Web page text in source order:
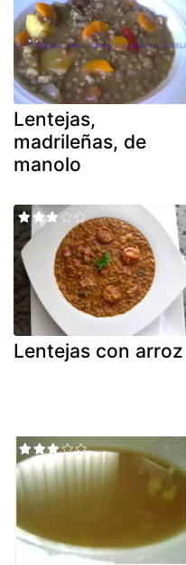
Lentejas,
madrileñas, de
manolo
Lentejas con arroz